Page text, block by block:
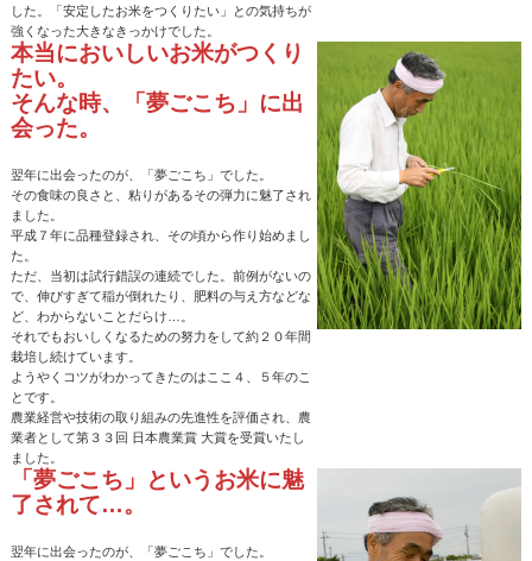
した。「安定したお米をつくりたい」との気持ちが
強くなった大きなきっかけでした。
本当においしいお米がつくり
たい。
そんな時、「夢ごこち」に出
会った。
翌年に出会ったのが、「夢ごこち」でした。
その食味の良さと、粘りがあるその弾力に魅了され
ました。
平成７年に品種登録され、その頃から作り始めまし
た。
ただ、当初は試行錯誤の連続でした。前例がないの
で、伸びすぎて稲が倒れたり、肥料の与え方などな
ど、わからないことだらけ…。
それでもおいしくなるための努力をして約２０年間
栽培し続けています。
ようやくコツがわかってきたのはここ４、５年のこ
とです。
農業経営や技術の取り組みの先進性を評価され、農
業者として第３３回 日本農業賞 大賞を受賞いたし
ました。
「夢ごこち」というお米に魅
了されて…。
翌年に出会ったのが、「夢ごこち」でした。